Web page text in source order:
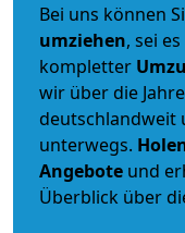
Bei uns können
umziehen, sei es
kompletter
wir über die
deutschlandweit
unterwegs.
Angebote und
Überblick über